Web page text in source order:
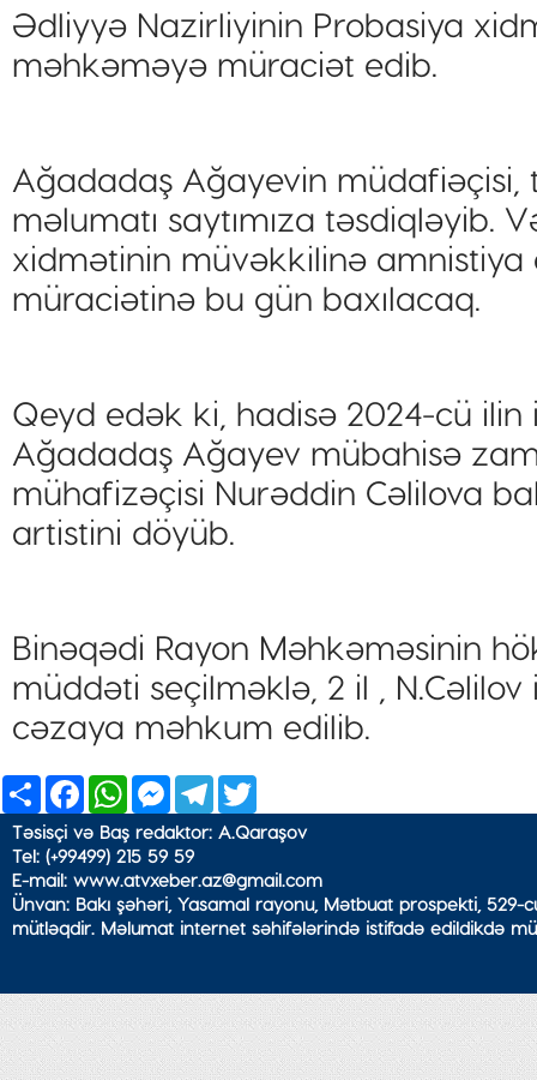
Ədliyyə Nazirliyinin Probasiya
məhkəməyə müraciət edib.
Ağadadaş Ağayevin müdafiəçisi,
məlumatı saytımıza təsdiqləyib.
xidmətinin müvəkkilinə amnistiya
müraciətinə bu gün baxılacaq.
Qeyd edək ki, hadisə 2024-cü ilin
Ağadadaş Ağayev mübahisə
mühafizəçisi Nurəddin Cəlilova
artistini döyüb.
Binəqədi Rayon Məhkəməsinin
müddəti seçilməklə, 2 il ,
cəzaya məhkum edilib.
ShareFacebookWhatsApp
Messenger
Telegram
Təsisçi və Baş redaktor: A.Qaraşov
Tel: (+99499) 215 59 59
E-mail: www.atvxeber.az@gmail.com
Ünvan: Bakı şəhəri, Yasamal rayonu, Mətbuat prospekti,
mütləqdir. Məlumat internet səhifələrində istifadə edildikdə